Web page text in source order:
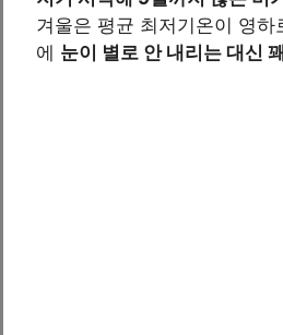
겨울은 평균 최저기온이 영하
에 눈이 별로 안 내리는 대신